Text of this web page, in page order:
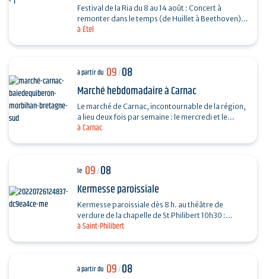
à Étel
Festival de la Ria du 8 au 14 août : Concert à
remonter dans le temps (de Huillet à Beethoven)
Réservation : www.amicorde.org
à Carnac
à partir du 09/08
Marché hebdomadaire à Carnac
Le marché de Carnac, incontournable de la région,
a lieu deux fois par semaine : le mercredi et le
dimanche, de 7h30 à13h, au parking de Saint-
à Saint-Philibert
le 09/08
Kermesse paroissiale
Kermesse paroissiale dès 8 h. au théâtre de
verdure de la chapelle de St Philibert 10h30 :
messe en plein air
à partir du 09/08